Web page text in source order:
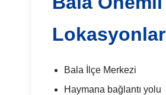
Lokasyonlar
Bala İlçe Merkezi
Haymana bağlantı yolu